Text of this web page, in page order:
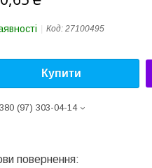
Код: 27100495
Купити
(97) 303-04-14